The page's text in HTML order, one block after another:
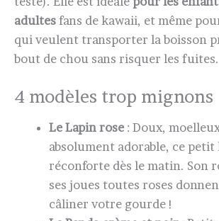
adultes fans de kawaii, et même
qui veulent transporter la boisson
bout de chou sans risquer les fuites.
4 modèles trop mignons
Le Lapin rose : Doux,
absolument adorable, ce petit
réconforte dès le matin. Son
ses joues toutes roses
câliner votre gourde !